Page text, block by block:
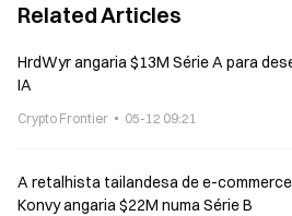
Related Articles
HrdWyr angaria $13M Série A para desenvolvimento de chips de
IA
Crypto Frontier 05-12 09:21
A retalhista tailandesa de e-
Konvy angaria $22M numa Série B